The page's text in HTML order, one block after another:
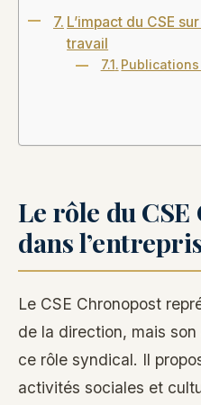
L’impact du CSE
travail
Le rôle du
dans
Le CSE Chronopost
de la direction, mais
ce rôle syndical. Il
activités sociales et